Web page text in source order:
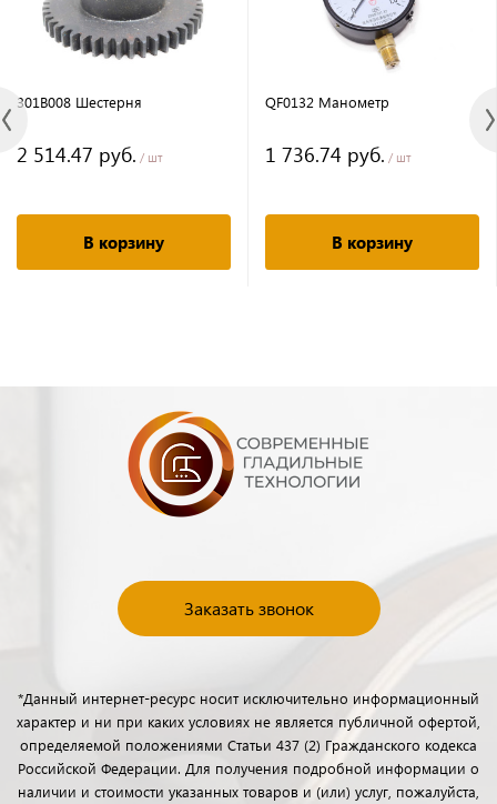
301B008 Шестерня
2 514.47 руб. / шт
В корзину
QF0132 Манометр
1 736.74 руб. / шт
В корзину
Заказать звонок
*Данный интернет-ресурс носит исключительно информационный
характер и ни при каких условиях не является публичной офертой,
определяемой положениями Статьи 437 (2) Гражданского кодекса
Российской Федерации. Для получения подробной информации о
наличии и стоимости указанных товаров и (или) услуг, пожалуйста,